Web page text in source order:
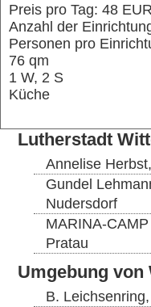
Preis pro Tag: 48
Anzahl der
Personen pro
76 qm
1 W, 2 S
Küche
Lutherstadt
Annelise
Gundel
Nudersdorf
MARINA-
Pratau
Umgebung von
B.